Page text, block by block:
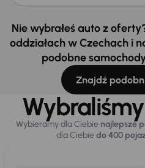
Nie wybrałeś auto z
oddziałach w Czechach i
podobne
Znajdź
Wybieramy dla Ciebie najlepsze
dla Ciebiedo 400